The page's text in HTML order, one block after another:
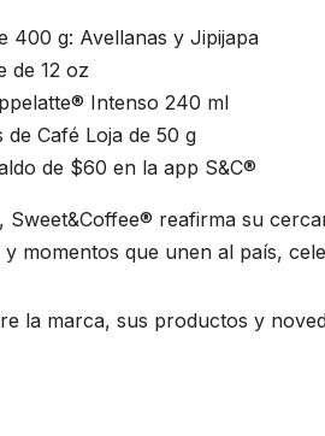
400 g: Avellanas y Jipijapa
de 12 oz
Intenso 240 ml
de Café Loja de 50 g
de $60 en la app S&C®
Sweet&Coffee® reafirma su
momentos que unen al país,
la marca, sus productos y